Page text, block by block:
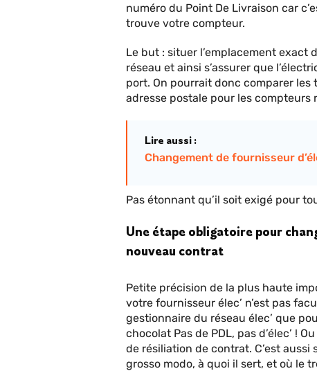
numéro du Point De Livraison car
trouve votre compteur.
Le but : situer l’emplacement
réseau et ainsi s’assurer que
port. On pourrait donc comparer les
adresse postale pour les compteurs
Lire aussi :
Changement de fournisseur
Pas étonnant qu’il soit exigé pour
Une étape obligatoire pour
nouveau contrat
Petite précision de la plus haute
votre fournisseur élec’ n’est pas
gestionnaire du réseau élec’ que
chocolat Pas de PDL, pas d’élec’ !
de résiliation de contrat. C’est aussi
grosso modo, à quoi il sert, et où le